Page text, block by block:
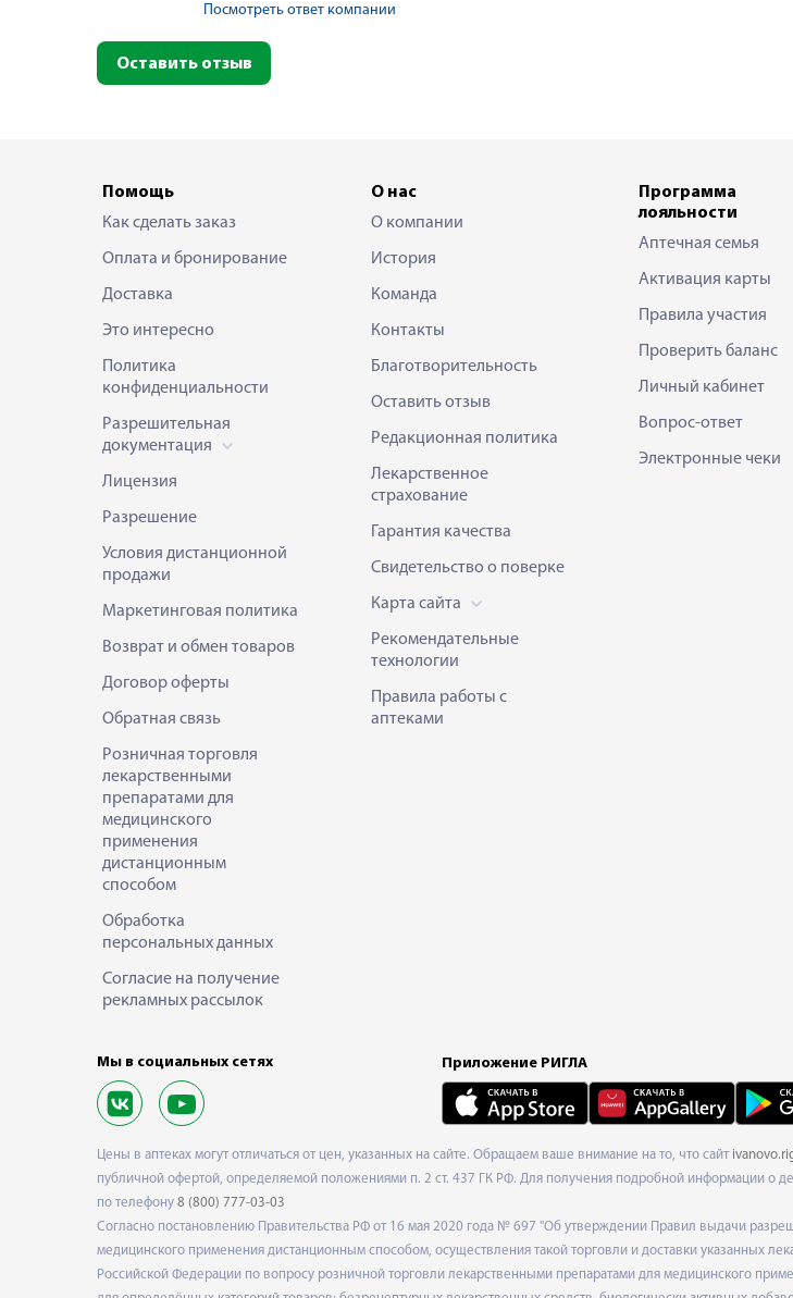
Посмотреть ответ компании
Оставить отзыв
Помощь
Как сделать заказ
Оплата и бронирование
Доставка
Это интересно
Политика
конфиденциальности
Разрешительная
документация
Лицензия
Разрешение
Условия дистанционной
продажи
Маркетинговая политика
Возврат и обмен товаров
Договор оферты
Обратная связь
Розничная торговля
лекарственными
препаратами для
медицинского
применения
дистанционным
способом
Обработка
персональных данных
Согласие на получение
рекламных рассылок
О нас
О компании
История
Команда
Контакты
Благотворительность
Оставить отзыв
Редакционная политика
Лекарственное
страхование
Гарантия качества
Свидетельство о поверке
Карта сайта
Рекомендательные
технологии
Правила работы с
аптеками
Программа
лояльности
Аптечная семья
Активация карты
Правила участия
Проверить баланс
Личный кабинет
Вопрос-ответ
Электронные чеки
Мы в социальных сетях Приложение РИГЛА
Цены в аптеках могут отличаться от цен, указанных на сайте. Обращаем ваше внимание на то, что сайт
публичной офертой, определяемой положениями п. 2 ст. 437 ГК РФ. Для получения подробной информации о
по телефону 8 (800) 777-03-03
Согласно постановлению Правительства РФ от 16 мая 2020 года № 697 "Об утверждении Правил выдачи
медицинского применения дистанционным способом, осуществления такой торговли и доставки указанных
Российской Федерации по вопросу розничной торговли лекарственными препаратами для медицинского